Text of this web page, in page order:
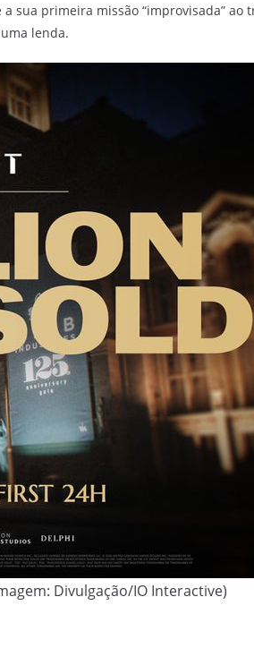
sua primeira missão “improvisada” ao
lenda.
Divulgação/IO Interactive)